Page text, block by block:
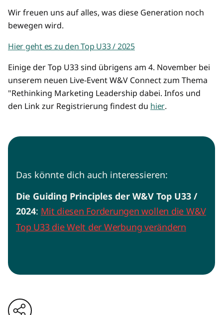
Wir freuen uns auf alles, was diese Generation noch
bewegen wird.
Hier geht es zu den Top U33 / 2025
Einige der Top U33 sind übrigens am 4. November bei
unserem neuen Live-Event W&V Connect zum Thema
"Rethinking Marketing Leadership dabei. Infos und
den Link zur Registrierung findest du hier.
Das könnte dich auch interessieren:
Die Guiding Principles der W&V Top U33 /
2024: Mit diesen Forderungen wollen die W&V
Top U33 die Welt der Werbung verändern